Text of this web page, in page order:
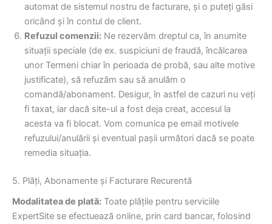
automat de sistemul nostru de facturare, și o puteți găsi
oricând și în contul de client.
Refuzul comenzii: Ne rezervăm dreptul ca, în anumite
situații speciale (de ex. suspiciuni de fraudă, încălcarea
unor Termeni chiar în perioada de probă, sau alte motive
justificate), să refuzăm sau să anulăm o
comandă/abonament. Desigur, în astfel de cazuri nu veți
fi taxat, iar dacă site-ul a fost deja creat, accesul la
acesta va fi blocat. Vom comunica pe email motivele
refuzului/anulării și eventual pașii următori dacă se poate
remedia situația.
5. Plăți, Abonamente și Facturare Recurentă
Modalitatea de plată: Toate plățile pentru serviciile
ExpertSite se efectuează online, prin card bancar, folosind